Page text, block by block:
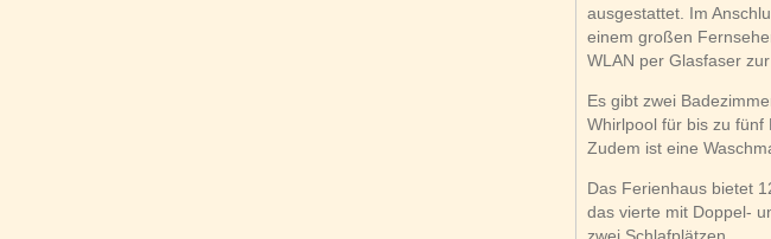
ausgestattet. Im
einem großen
WLAN per Glasfaser zur
Es gibt zwei
Whirlpool für bis zu fünf
Zudem ist eine
Das Ferienhaus bietet
das vierte mit Doppel-
zwei Schlafplätzen.